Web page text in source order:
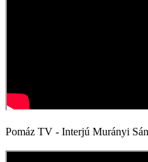
Pomáz TV - Interjú Murányi